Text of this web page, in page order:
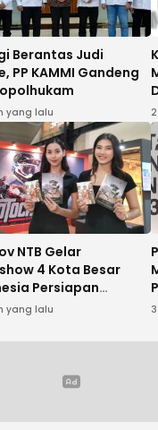
Berantas Judi
PP KAMMI Gandeng
yang lalu
NTB Gelar
4 Kota Besar
Persiapan
Motorcross
yang lalu